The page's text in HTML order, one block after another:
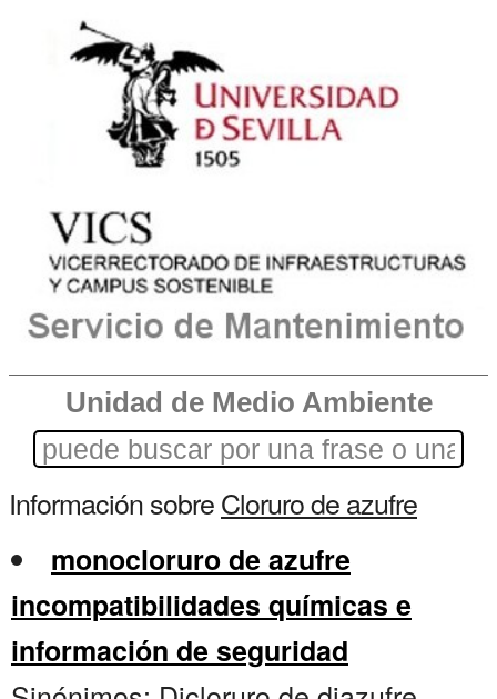
Unidad de Medio Ambiente
Información sobreCloruro de azufre
monocloruro de azufre
incompatibilidades químicas e
información de seguridad